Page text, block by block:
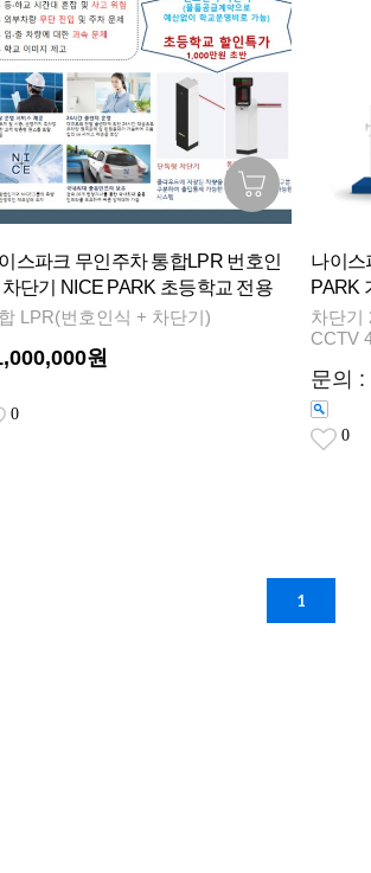
스파크 무인주차 통합LPR 번호인
차단기 NICE PARK 초등학교 전용
LPR(번호인식 + 차단기)
원
0
나이스
PARK
차단기
CCTV
문의 :
0
1